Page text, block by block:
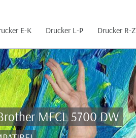
E-K Drucker L-P Drucker R-Z
MFCL 5700 DW